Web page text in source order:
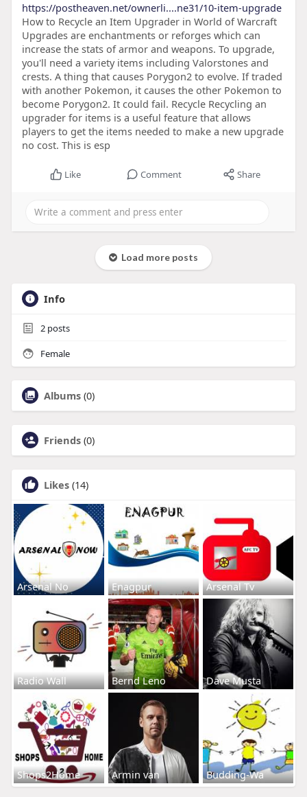
https://postheaven.net/ownerli....ne31/10-item-upgrade
How to Recycle an Item Upgrader in World of Warcraft
Upgrades are enchantments or reforges which can
increase the stats of armor and weapons. To upgrade,
you'll need a variety items including Valorstones and
crests. A thing that causes Porygon2 to evolve. If traded
with another Pokemon, it causes the other Pokemon to
become Porygon2. It could fail. Recycle Recycling an
upgrader for items is a useful feature that allows
players to get the items needed to make a new upgrade
no cost. This is esp
Like Comment Share
Load more posts
Info
2posts
Female
Albums (0)
Friends (0)
Likes (14)
Arsenal No Enagpur Arsenal Tv
Radio Wall Bernd Leno Dave Musta
Shops2Home Armin van Budding-Wa